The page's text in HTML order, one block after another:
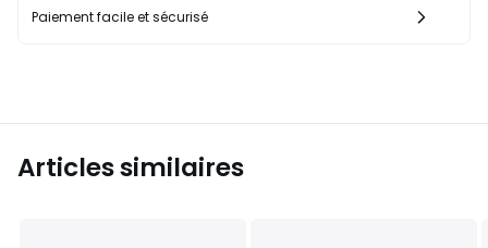
Paiement facile et sécurisé
Articles similaires